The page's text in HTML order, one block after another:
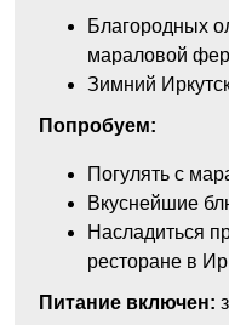
Благородных
мараловой
Зимний
Попробуем:
Погулять с
Вкуснейшие
Насладиться
ресторане в
Питание включен: